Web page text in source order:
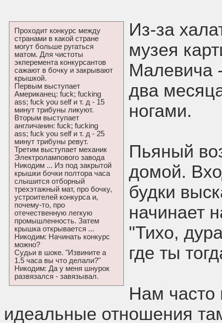
Проходит конкурс между
странами в какой стране
могут больше ругаться
матом. Для чистоты
экперемента конкурсантов
сажают в бочку и закрывают
крышкой.
Первым выступает
Американец: fuck; fucking
ass; fuck you self и т. д - 15
минут трибуны ликуют.
Вторым выступает
англичанин: fuck; fucking
ass; fuck you self и т. д - 25
минут трибуны ревут.
Третим выступает механик
Электролампового завода
Никодим ... Из под закрытой
крышки бочки полтора часа
слышится отборный
трехэтажный мат, про бочку,
устроителей конкурса и,
почему-то, про
отечественную легкую
промышленность. Затем
крышка открывается ...
Никодим: Начинать конкурс
можно?
Судьи в шоке. "Извините а
1.5 часа вы что делали?"
Никодим: Да у меня шнурок
развязался - завязывал.
Из-за
музея
Малевича
два
ногами.
Пьяный
домой.
будки
начинает
"Тихо,
где ты
Нам часто
идеальные отношения